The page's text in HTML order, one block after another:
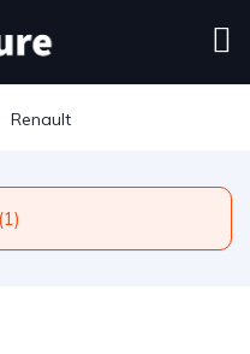
Renault
Filtres (1)